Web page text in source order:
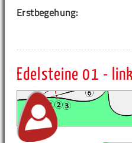
Erstbegehung:
Edelsteine 01 -